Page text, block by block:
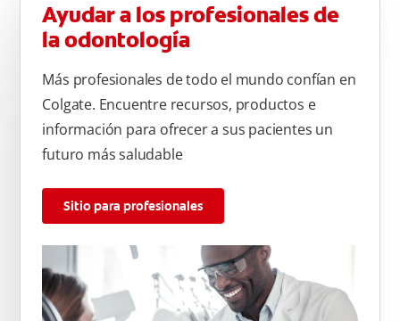
Ayudar a los profesionales de
la odontología
Más profesionales de todo el mundo confían en
Colgate. Encuentre recursos, productos e
información para ofrecer a sus pacientes un
futuro más saludable
Sitio para profesionales